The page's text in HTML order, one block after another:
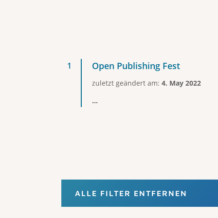
Open Publishing Fest
zuletzt geändert am: 4. May 2022
...
ALLE FILTER ENTFERNEN